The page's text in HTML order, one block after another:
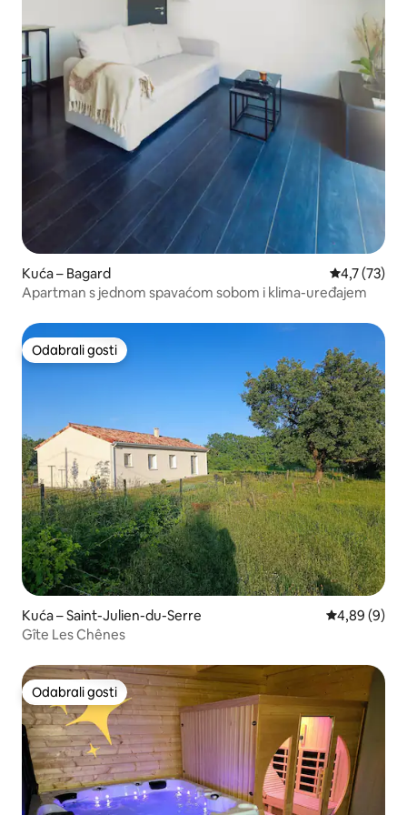
Kuća – Bagard Prosječna
4,7 (73)
Apartman s jednom spavaćom sobom i klima-uređajem
Odabrali gosti
Odabrali gosti
Kuća – Saint-Julien-du-Serre Prosječna
4,89 (9)
Gîte Les Chênes
Odabrali gosti
Odabrali gosti